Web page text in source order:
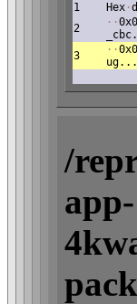
1 Hex ·
2
· ·
3
· ·
/
app-